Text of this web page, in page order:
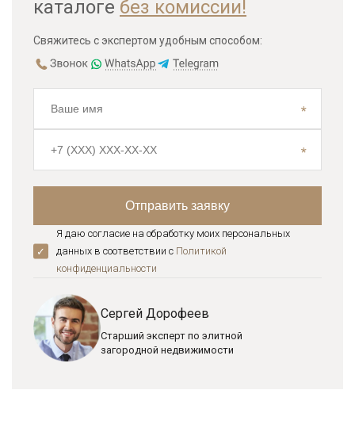
каталоге без комиссии!
Свяжитесь с экспертом удобным способом:
Я даю согласие на обработку моих персональных
данных в соответствии с Политикой
конфиденциальноcти
Сергей Дорофеев
Старший эксперт по элитной
загородной недвижимости